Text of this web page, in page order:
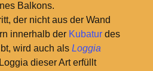
Balkons.
der nicht aus der Wand
innerhalb der Kubaturdes
wird auch als Loggia
dieser Art erfüllt